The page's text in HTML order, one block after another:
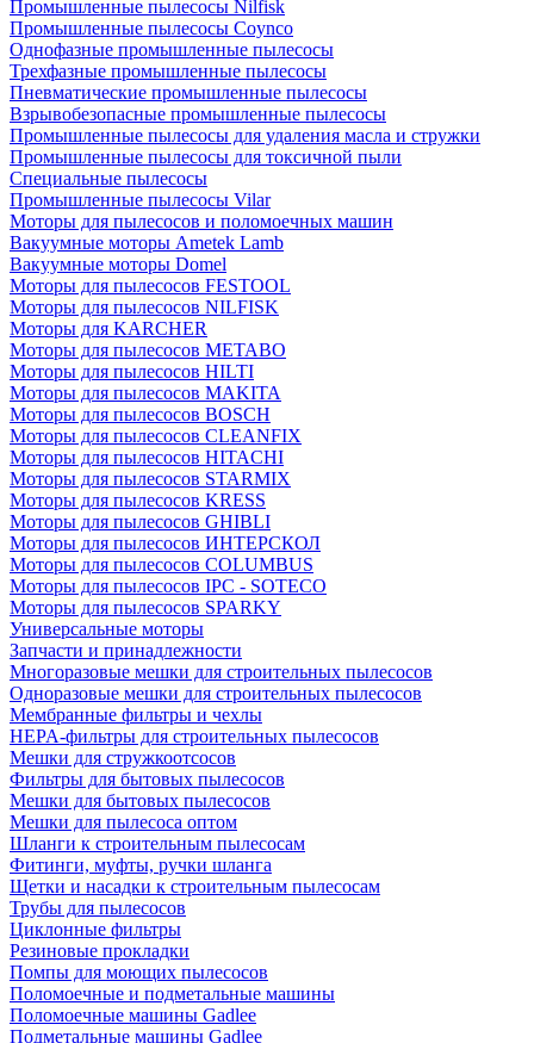
Промышленные пылесосы Nilfisk
Промышленные пылесосы Coynco
Однофазные промышленные пылесосы
Трехфазные промышленные пылесосы
Пневматические промышленные пылесосы
Взрывобезопасные промышленные пылесосы
Промышленные пылесосы для удаления масла и стружки
Промышленные пылесосы для токсичной пыли
Специальные пылесосы
Промышленные пылесосы Vilar
Моторы для пылесосов и поломоечных машин
Вакуумные моторы Ametek Lamb
Вакуумные моторы Domel
Моторы для пылесосов FESTOOL
Моторы для пылесосов NILFISK
Моторы для KARCHER
Моторы для пылесосов METABO
Моторы для пылесосов HILTI
Моторы для пылесосов MAKITA
Моторы для пылесосов BOSCH
Моторы для пылесосов CLEANFIX
Моторы для пылесосов HITACHI
Моторы для пылесосов STARMIX
Моторы для пылесосов KRESS
Моторы для пылесосов GHIBLI
Моторы для пылесосов ИНТЕРСКОЛ
Моторы для пылесосов COLUMBUS
Моторы для пылесосов IPC - SOTECO
Моторы для пылесосов SPARKY
Универсальные моторы
Запчасти и принадлежности
Многоразовые мешки для строительных пылесосов
Одноразовые мешки для строительных пылесосов
Мембранные фильтры и чехлы
HEPA-фильтры для строительных пылесосов
Мешки для стружкоотсосов
Фильтры для бытовых пылесосов
Мешки для бытовых пылесосов
Мешки для пылесоса оптом
Шланги к строительным пылесосам
Фитинги, муфты, ручки шланга
Щетки и насадки к строительным пылесосам
Трубы для пылесосов
Циклонные фильтры
Резиновые прокладки
Помпы для моющих пылесосов
Поломоечные и подметальные машины
Поломоечные машины Gadlee
Подметальные машины Gadlee